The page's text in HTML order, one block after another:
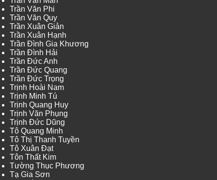
Trần Văn Phi
Trần Văn Quy
Trần Xuân Giản
Trần Xuân Hạnh
Trần Đình Gia Khương
Trần Đình Hải
Trần Đức Anh
Trần Đức Quang
Trần Đức Trọng
Trịnh Hoài Nam
Trịnh Minh Tú
Trịnh Quang Huy
Trịnh Văn Phụng
Trịnh Đức Dũng
Tô Quang Minh
Tô Thị Thanh Tuyền
Tô Xuân Đạt
Tôn Thất Kim
Tường Thục Phương
Tạ Gia Sơn